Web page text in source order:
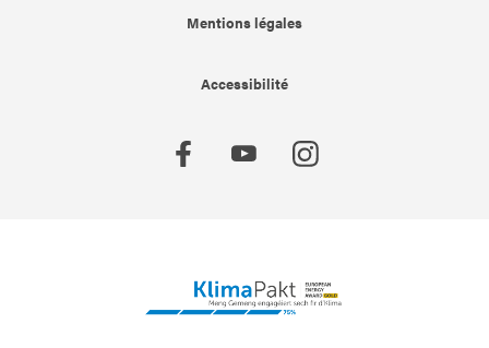
Mentions légales
Accessibilité